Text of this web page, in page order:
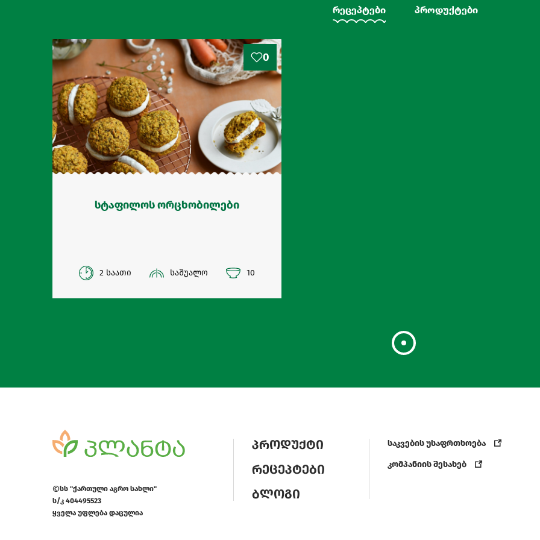
რეცეპტები პროდუქტები
0
სტაფილოს ორცხობილები
2 საათი საშუალო 10
სს "ქართული აგრო სახლი"
ს/კ 404495523
ყველა უფლება დაცულია
პროდუქტი
რეცეპტები
ბლოგი
საკვების უსაფრთხოება
კომპანიის შესახებ